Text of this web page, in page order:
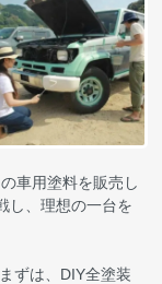
車用塗料を販売し
し、理想の一台を
ずは、DIY全塗装